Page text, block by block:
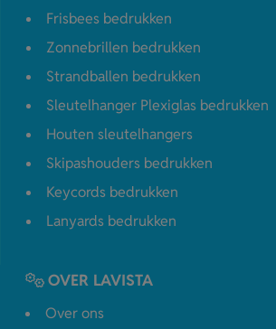
Frisbees bedrukken
Zonnebrillen bedrukken
Strandballen bedrukken
Sleutelhanger Plexiglas bedrukken
Houten sleutelhangers
Skipashouders bedrukken
Keycords bedrukken
Lanyards bedrukken
OVER LAVISTA
Over ons